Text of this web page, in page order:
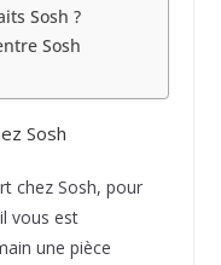
Sosh ?
Sosh
Sosh
chez Sosh, pour
vous est
une pièce